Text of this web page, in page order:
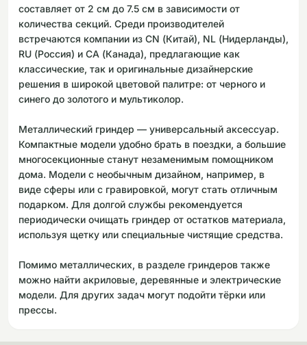
составляет от 2 см до 7.5 см в зависимости от
количества секций. Среди производителей
встречаются компании из CN (Китай), NL (Нидерланды),
RU (Россия) и CA (Канада), предлагающие как
классические, так и оригинальные дизайнерские
решения в широкой цветовой палитре: от черного и
синего до золотого и мультиколор.
Металлический гриндер — универсальный аксессуар.
Компактные модели удобно брать в поездки, а большие
многосекционные станут незаменимым помощником
дома. Модели с необычным дизайном, например, в
виде сферы или с гравировкой, могут стать отличным
подарком. Для долгой службы рекомендуется
периодически очищать гриндер от остатков материала,
используя щетку или специальные чистящие средства.
Помимо металлических, в разделе гриндеров также
можно найти акриловые, деревянные и электрические
модели. Для других задач могут подойти тёрки или
прессы.